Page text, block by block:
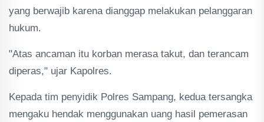
yang berwajib karena dianggap melakukan pelanggaran
hukum.
"Atas ancaman itu korban merasa takut, dan terancam
diperas," ujar Kapolres.
Kepada tim penyidik Polres Sampang, kedua tersangka
mengaku hendak menggunakan uang hasil pemerasan